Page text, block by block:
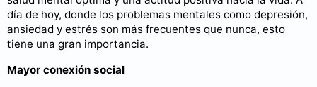
día de hoy, donde los problemas mentales como depresión,
ansiedad y estrés son más frecuentes que nunca, esto
tiene una gran importancia.
Mayor conexión social